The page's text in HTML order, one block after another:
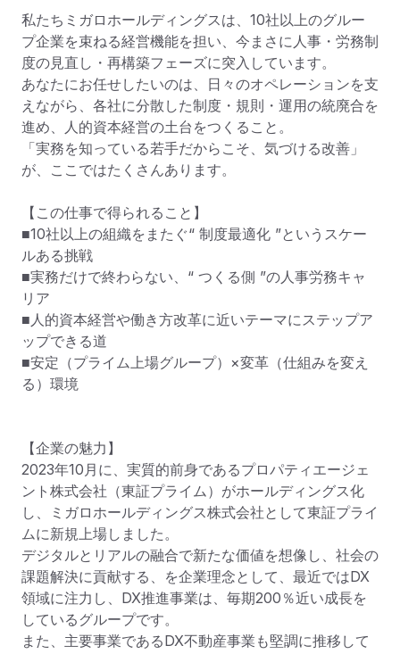
私たちミガロホールディングスは、10社以上のグルー
プ企業を束ねる経営機能を担い、今まさに人事・労務制
度の見直し・再構築フェーズに突入しています。
あなたにお任せしたいのは、日々のオペレーションを支
えながら、各社に分散した制度・規則・運用の統廃合を
進め、人的資本経営の土台をつくること。
「実務を知っている若手だからこそ、気づける改善」
が、ここではたくさんあります。
【この仕事で得られること】
■10社以上の組織をまたぐ“ 制度最適化 ”というスケー
ルある挑戦
■実務だけで終わらない、“ つくる側 ”の人事労務キャ
リア
■人的資本経営や働き方改革に近いテーマにステップア
ップできる道
■安定（プライム上場グループ）×変革（仕組みを変え
る）環境
【企業の魅力】
2023年10⽉に、実質的前⾝であるプロパティエージェ
ント株式会社（東証プライム）がホールディングス化
し、ミガロホールディングス株式会社として東証プライ
ムに新規上場しました。
デジタルとリアルの融合で新たな価値を想像し、社会の
課題解決に貢献する、を企業理念として、最近ではDX
領域に注力し、DX推進事業は、毎期200％近い成長を
しているグループです。
また、主要事業であるDX不動産事業も堅調に推移して